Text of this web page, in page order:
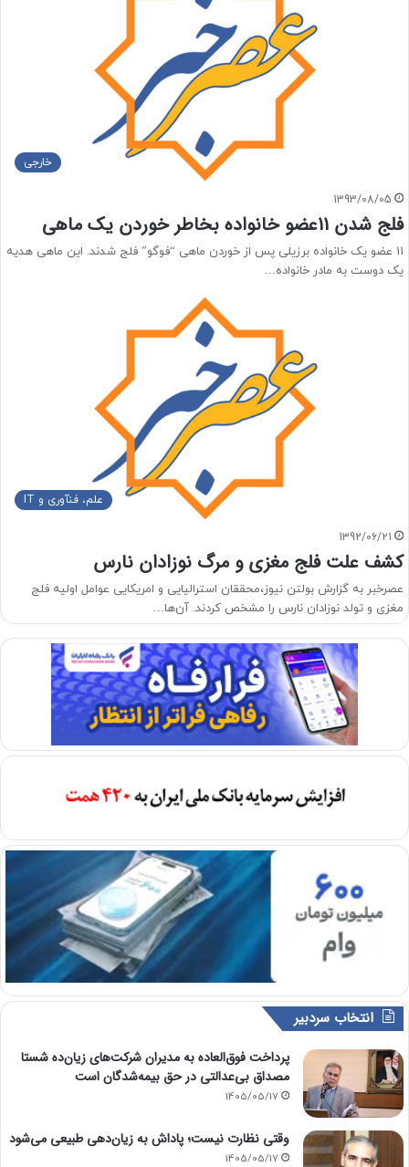
خارجی
1393/08/05
فلج شدن 11عضو خانواده بخاطر خوردن یک ماهی
11 عضو یک خانواده برزیلی پس از خوردن ماهی “فوگو” فلج شدند. این ماهی هدیه
یک دوست به مادر خانواده…
علم، فنآوری و IT
1392/06/21
کشف علت فلج مغزی و مرگ نوزادان نارس
عصرخبر به گزارش بولتن نیوز،محققان استرالیایی و امریکایی عوامل اولیه فلج
مغزی و تولد نوزادان نارس را مشخص کردند. آن‌ها…
انتخاب سردبیر
پرداخت فوق‌العاده به مدیران شرکت‌های زیان‌ده شستا
مصداق بی‌عدالتی در حق بیمه‌شدگان است
1405/05/17
وقتی نظارت نیست؛ پاداش به زیان‌دهی طبیعی می‌شود
1405/05/17